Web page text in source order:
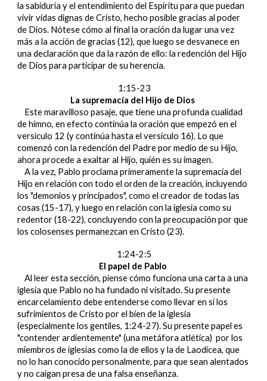
la sabiduría y el entendimiento del Espíritu para que puedan
vivir vidas dignas de Cristo, hecho posible gracias al poder
de Dios. Nótese cómo al final la oración da lugar una vez
más a la acción de gracias (12), que luego se desvanece en
una declaración que da la razón de ello: la redención del Hijo
de Dios para participar de su herencia.
1:15-23
La supremacía del Hijo de Dios
Este maravilloso pasaje, que tiene una profunda cualidad
de himno, en efecto continúa la oración que empezó en el
versículo 12 (y continúa hasta el versículo 16). Lo que
comenzó con la redención del Padre por medio de su Hijo,
ahora procede a exaltar al Hijo, quién es su imagen.
A la vez, Pablo proclama primeramente la supremacía del
Hijo en relación con todo el orden de la creación, incluyendo
los "demonios y principados", como el creador de todas las
cosas (15-17), y luego en relación con la iglesia como su
redentor (18-22), concluyendo con la preocupación por que
los colosenses permanezcan en Cristo (23).
1:24-2:5
El papel de Pablo
Al leer esta sección, piense cómo funciona una carta a una
iglesia que Pablo no ha fundado ni visitado. Su presente
encarcelamiento debe entenderse como llevar en sí los
sufrimientos de Cristo por el bien de la iglesia
(especialmente los gentiles, 1:24-27). Su presente papel es
"contender ardientemente" (una metáfora atlética) por los
miembros de iglesias como la de ellos y la de Laodicea, que
no lo han conocido personalmente, para que sean alentados
y no caigan presa de una falsa enseñanza.